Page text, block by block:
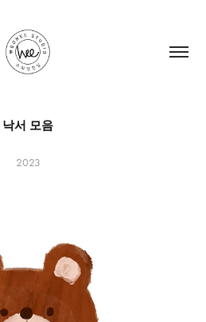
낙서 모음
2023